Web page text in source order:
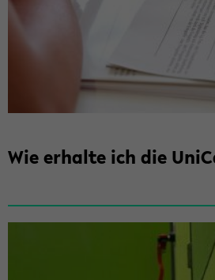
Wie er­hal­te ich die